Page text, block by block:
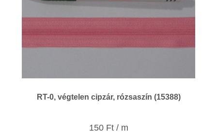
RT-0, végtelen cipzár, rózsaszín (15388)
150 Ft / m